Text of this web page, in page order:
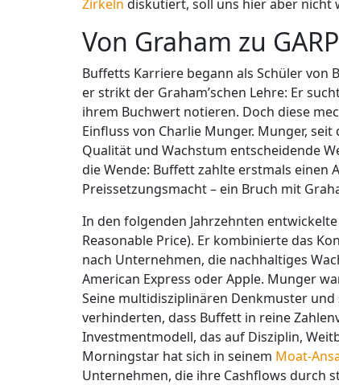
Zirkeln diskutiert, soll uns hier aber nicht
Von Graham zu
Buffetts Karriere begann als Schüler von
er strikt der Graham’schen Lehre: Er
ihrem Buchwert notieren. Doch diese
Einfluss von Charlie Munger. Munger,
Qualität und Wachstum entscheidende
die Wende: Buffett zahlte erstmals
Preissetzungsmacht – ein Bruch mit
In den folgenden Jahrzehnten
Reasonable Price). Er kombinierte das
nach Unternehmen, die nachhaltiges
American Express oder Apple. Munger
Seine multidisziplinären Denkmuster
verhinderten, dass Buffett in reine
Investmentmodell, das auf Disziplin,
Morningstar hat sich in seinem Moat-
Unternehmen, die ihre Cashflows durch